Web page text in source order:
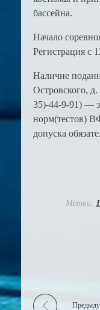
бассейна.
Начало
Регистрация с
Наличие
Островского,
35)-44-9-91) —
норм(тестов)
допуска
Метки: